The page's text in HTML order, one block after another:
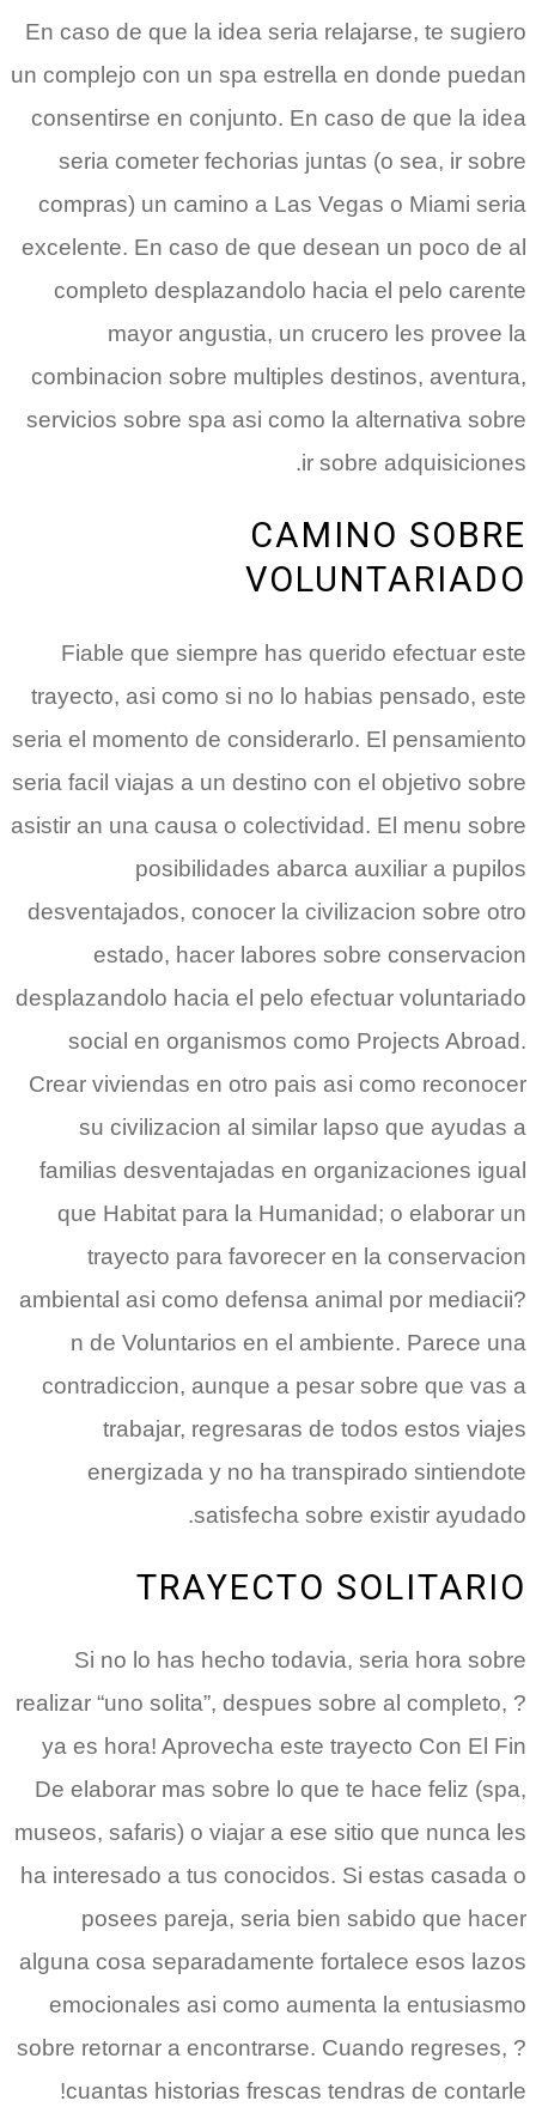
En caso de que la idea seri­a relajarse, te sugiero
un complejo con un spa estrella en donde puedan
consentirse en conjunto. En caso de que la idea
seri­a cometer fechorias juntas (o sea, ir sobre
compras) un camino a Las Vegas o Miami seria
excelente. En caso de que desean un poco de al
completo desplazandolo hacia el pelo carente
mayor angustia, un crucero les provee la
combinacion sobre multiples destinos, aventura,
servicios sobre spa asi­ como la alternativa sobre
ir sobre adquisiciones.
CAMINO SOBRE
VOLUNTARIADO
Fiable que siempre has querido efectuar este
trayecto, asi­ como si no lo habias pensado, este
seri­a el momento de considerarlo. El pensamiento
seri­a facil viajas a un destino con el objetivo sobre
asistir an una causa o colectividad. El menu sobre
posibilidades abarca auxiliar a pupilos
desventajados, conocer la civilizacion sobre otro
estado, hacer labores sobre conservacion
desplazandolo hacia el pelo efectuar voluntariado
social en organismos como Projects Abroad.
Crear viviendas en otro pais asi­ como reconocer
su civilizacion al similar lapso que ayudas a
familias desventajadas en organizaciones igual
que Habitat para la Humanidad; o elaborar un
trayecto para favorecer en la conservacion
ambiental asi­ como defensa animal por mediacii?
n de Voluntarios en el ambiente. Parece una
contradiccion, aunque a pesar sobre que vas a
trabajar, regresaras de todos estos viajes
energizada y no ha transpirado sintiendote
satisfecha sobre existir ayudado.
TRAYECTO SOLITARIO
Si no lo has hecho todavia, seri­a hora sobre
realizar “uno solita”, despues sobre al completo, ?
ya es hora! Aprovecha este trayecto Con El Fin
De elaborar mas sobre lo que te hace feliz (spa,
museos, safaris) o viajar a ese sitio que nunca les
ha interesado a tus conocidos. Si estas casada o
posees pareja, seri­a bien sabido que hacer
alguna cosa separadamente fortalece esos lazos
emocionales asi­ como aumenta la entusiasmo
sobre retornar a encontrarse. Cuando regreses, ?
cuantas historias frescas tendras de contarle!